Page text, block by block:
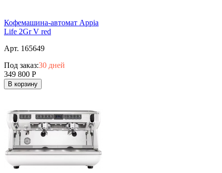
Кофемашина-автомат Appia
Life 2Gr V red
Арт. 165649
Под заказ:30 дней
349 800 Р
В корзину